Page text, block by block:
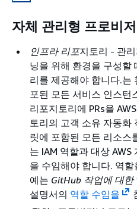
자체 관리형 프로비
인프라 리포지토리 - 관
닝을 위해 환경을 구성할
리를 제공해야 합니다.는
포된 모든 서비스 인스턴
리포지토리에 PRs을
토리의 고객 소유 자동화
릿에 포함된 모든 리소스
는 IAM 역할과 대상
을 수임해야 합니다. 역
예는 GitHub 작업에 대한
설명서의 역할 수임을